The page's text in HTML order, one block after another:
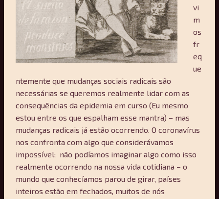
vi
m
os
fr
eq
ue
ntemente que mudanças sociais radicais são
necessárias se queremos realmente lidar com as
consequências da epidemia em curso (Eu mesmo
estou entre os que espalham esse mantra) – mas
mudanças radicais já estão ocorrendo. O coronavírus
nos confronta com algo que considerávamos
impossível; não podíamos imaginar algo como isso
realmente ocorrendo na nossa vida cotidiana – o
mundo que conhecíamos parou de girar, países
inteiros estão em fechados, muitos de nós